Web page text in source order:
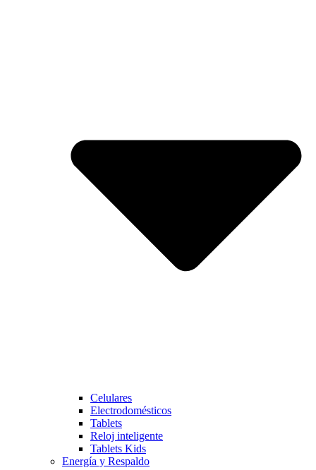
Celulares
Electrodomésticos
Tablets
Reloj inteligente
Tablets Kids
Energía y Respaldo